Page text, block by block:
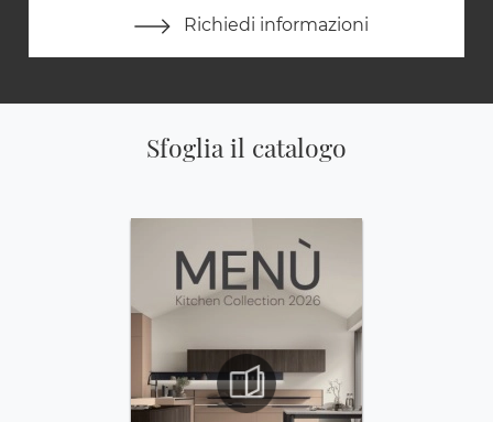
Richiedi informazioni
Sfoglia il catalogo